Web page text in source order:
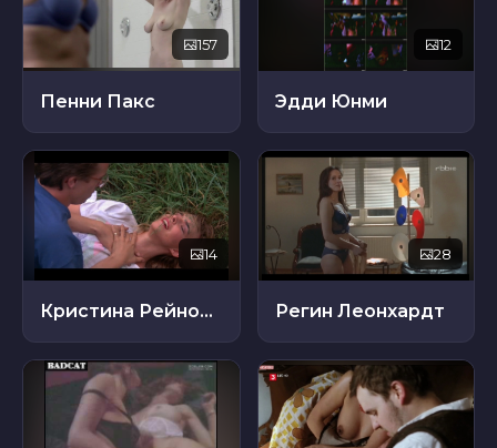
157
Пенни Пакс
12
Эдди Юнми
14
Кристина Рейнольдс
28
Регин Леонхардт